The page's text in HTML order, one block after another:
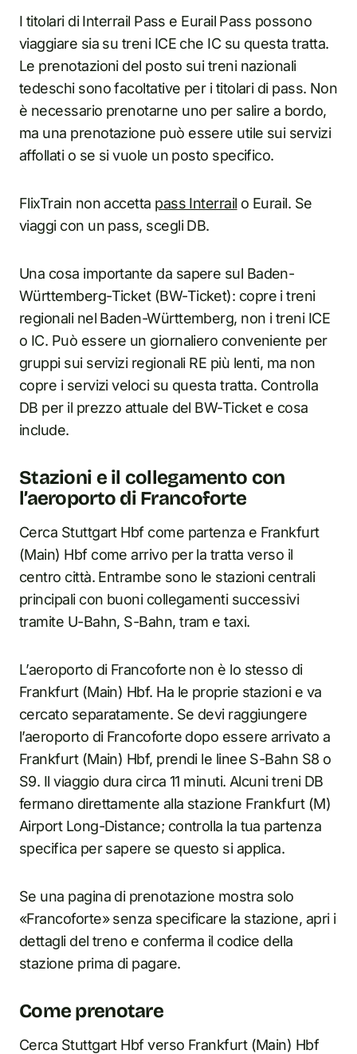
I titolari di Interrail Pass e Eurail Pass possono
viaggiare sia su treni ICE che IC su questa tratta.
Le prenotazioni del posto sui treni nazionali
tedeschi sono facoltative per i titolari di pass. Non
è necessario prenotarne uno per salire a bordo,
ma una prenotazione può essere utile sui servizi
affollati o se si vuole un posto specifico.
FlixTrain non accetta pass Interrail o Eurail. Se
viaggi con un pass, scegli DB.
Una cosa importante da sapere sul Baden-
Württemberg-Ticket (BW-Ticket): copre i treni
regionali nel Baden-Württemberg, non i treni ICE
o IC. Può essere un giornaliero conveniente per
gruppi sui servizi regionali RE più lenti, ma non
copre i servizi veloci su questa tratta. Controlla
DB per il prezzo attuale del BW-Ticket e cosa
include.
Stazioni e il collegamento con
l’aeroporto di Francoforte
Cerca Stuttgart Hbf come partenza e Frankfurt
(Main) Hbf come arrivo per la tratta verso il
centro città. Entrambe sono le stazioni centrali
principali con buoni collegamenti successivi
tramite U-Bahn, S-Bahn, tram e taxi.
L’aeroporto di Francoforte non è lo stesso di
Frankfurt (Main) Hbf. Ha le proprie stazioni e va
cercato separatamente. Se devi raggiungere
l’aeroporto di Francoforte dopo essere arrivato a
Frankfurt (Main) Hbf, prendi le linee S-Bahn S8 o
S9. Il viaggio dura circa 11 minuti. Alcuni treni DB
fermano direttamente alla stazione Frankfurt (M)
Airport Long-Distance; controlla la tua partenza
specifica per sapere se questo si applica.
Se una pagina di prenotazione mostra solo
«Francoforte» senza specificare la stazione, apri i
dettagli del treno e conferma il codice della
stazione prima di pagare.
Come prenotare
Cerca Stuttgart Hbf verso Frankfurt (Main) Hbf